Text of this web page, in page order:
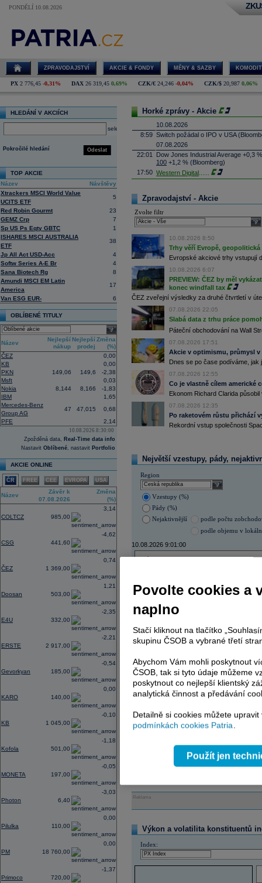
PONDĚLÍ 10.08.2026
ZPRAVODAJSTVÍ AKCIE & FONDY MĚNY & SAZBY
PX 2 776,45 -0,31% DAX 26 319,45 0,69% CZK/€ 24,246 -0,04% CZK/$ 20,987 0,06%
HLEDÁNÍ V AKCIÍCH
select
Odeslat
Pokročilé hledání
TOP AKCIE
Název
Návštěvy
Xtrackers MSCI World Value
UCITS ETF
5
Red Robin Gourmt
23
GEMZ Crp
7
Sp US Ps Eqty GBTC
1
ISHARES MSCI AUSTRALIA
ETF
38
Jp All Act USD-Acc
4
Softw Series A-E Br
4
Sana Biotech Rg
8
Amundi MSCI EM Latin
America
17
Van ESG EUR- 6
OBLÍBENÉ TITULY
select
Název
Nejlepší
nákup
Nejlepší
prodej
Změna
(%)
ČEZ
0,00
KB
0,00
PKN
149,06 149,6
-2,38
Msft
0,03
Nokia
8,144 8,166
-1,83
IBM
1,65
Mercedes-Benz
Group AG
47 47,015
0,68
PFE
2,14
10.08.2026 8:30:00
Zpožděná data, Real-Time data info
Nastavit Oblíbené, nastavit Portfolio
AKCIE ONLINE
ČR FREE CEE EVROPA USA
Název
Závěr k
07.08.2026
Změna
(%)
COLTCZ 985,00
3,14
CSG 441,60
-4,62
ČEZ 1 369,00
0,74
Doosan 503,00
1,21
E4U 332,00
-2,35
ERSTE 2 917,00
-2,21
Gevorkyan 185,00
-0,54
KARO 140,00
0,00
KB 1 045,00
-0,10
Kofola 501,00
-1,18
MONETA 197,00
-0,05
Photon 6,40
-3,03
Pilulka 110,00
0,00
PM 18 760,00
0,00
Primoco 720,00
-1,37
Horké zprávy - Akcie
10.08.2026
8:59 Switch požádal o IPO v USA
07.08.2026
22:01
Dow Jones Industrial Average +0,3
100 +1,2 % (Bloomberg)
17:50 Western Digital
17:09
Micron Technolo ......
16:47 ExxonMobil - T......
16:26 Objem obchodů s akciemi na
obchodů za poslední rok je 0,665
nějakou dobu potrvá. Agentuře
Armin Papperger. Společná výroba
doplnit arzenál Spojeným státům,
(ČTK)
16:07
Conocophillips ......
15:38 Zisky evropských firem s vysokou
vzrostly nejvíce od třetího čtvrtletí
energetických firem. S odkazem na
uvedla agentura Reuters. Dobré
oceli a chemického průmyslu (ČTK)
15:26 Cloudflare -JP......
Block - Bernste...
14:49 Airbnb -JP Mor ......
14:24 Roche -Morgan......
13:59
DHL - Bernstein ...
13:44 BAE Systems - M...
13:04 Jedna z největších světových
procent v novém provozovateli
Nový společný podnik založí s
Bestsport O2 arenu a O2
investiční společnost, PPF dosud
12:09 Akciové podílové fondy za prvních
11:43 Novo Nordisk -...
procent v novém provozovateli
Nový společný podnik založí s
Bestsport O2 arenu a O2
investiční společnost, PPF dosud
Zpravodajství - Akcie
Zvolte filtr
10.08.2026 8:50
Trhy věří Evropě,
Evropské akciové trhy vstupují
10.08.2026 6:07
PREVIEW: ČEZ by měl
konec windfall tax
ČEZ zveřejní výsledky za druhé čtvrtletí v
07.08.2026 22:05
Slabá data z trhu práce
Páteční obchodování na Wall
07.08.2026 17:51
Akcie v optimismu, průmysl
Dnes se po čase podíváme,
07.08.2026 12:55
Co je vlastně cílem americké
Ekonom Richard Clarida
07.08.2026 12:35
Po raketovém růstu přichází
Rekordní vstup společnosti
Největší vzestupy, pády,
Region
select
Vzestupy (%)
Pády (%)
Nejaktivnější
podle počtu
podle objemu v
10.08.2026 9:01:00
TMR
SK1120010287
AD index - vývoj
Region
Reklama
Výkon a volatilita konstituentů
Index:
Povolte cookies a
naplno
Stačí kliknout na tlačítko
skupinu ČSOB a vybrané třetí
Abychom Vám mohli poskytnout
ČSOB, tak si tyto údaje můžeme
poskytnout co nejlepší klientský
analytická činnost a předávání
Detailně si cookies můžete
podmínkách cookies Patria.
Použít jen